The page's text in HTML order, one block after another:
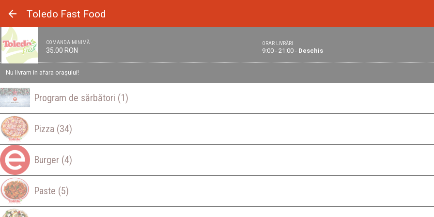
Toledo Fast Food
COMANDA MINIMĂ
35.00 RON
ORAR LIVRĂRI
9:00 - 21:00 - Deschis
Nu livram in afara orașului!
Program de sărbători (1)
Pizza (34)
Burger (4)
Paste (5)